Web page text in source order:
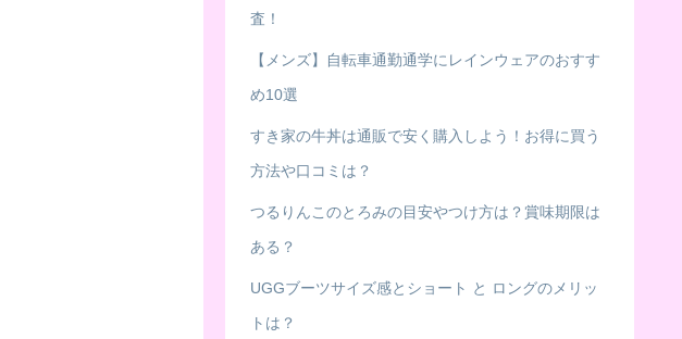
査！
【メンズ】自転車通勤通学にレインウェアのおすす
め10選
すき家の牛丼は通販で安く購入しよう！お得に買う
方法や口コミは？
つるりんこのとろみの目安やつけ方は？賞味期限は
ある？
UGGブーツサイズ感とショート と ロングのメリッ
トは？